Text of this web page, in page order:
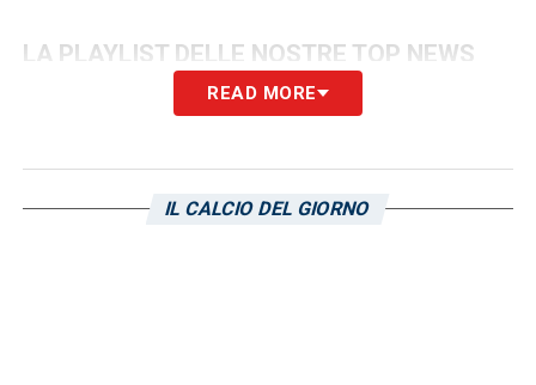
LA PLAYLIST DELLE NOSTRE TOP NEWS
READ MORE
IL CALCIO DEL GIORNO